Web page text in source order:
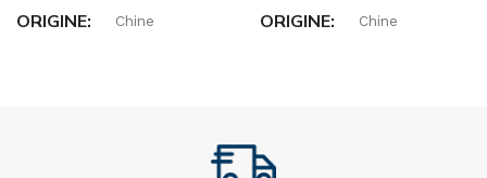
ORIGINE Chine ORIGINE Chine